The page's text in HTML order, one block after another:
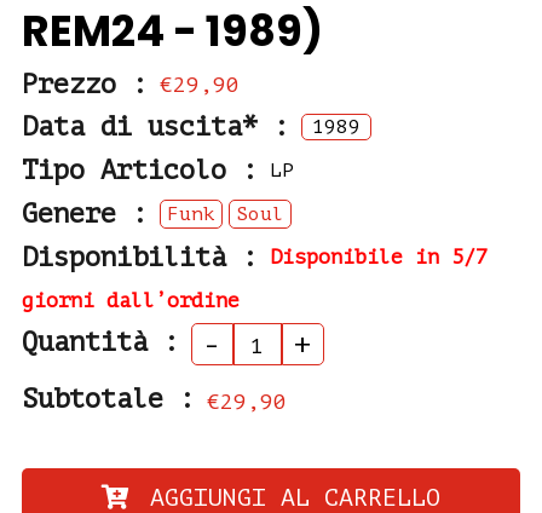
REM24 - 1989)
Prezzo : €29,90
Data di uscita* : 1989
Tipo Articolo : LP
Genere : Funk Soul
Disponibilità :
Disponibile in 5/7
giorni dall’ordine
Quantità : - +
Subtotale : €29,90
AGGIUNGI AL CARRELLO